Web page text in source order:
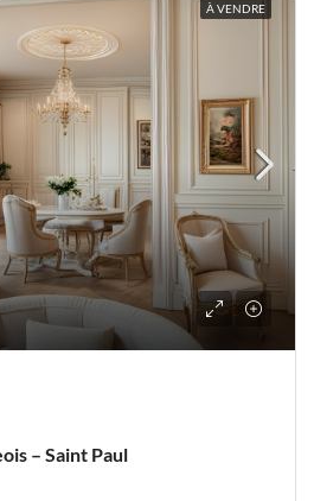
À VENDRE
– Saint Paul